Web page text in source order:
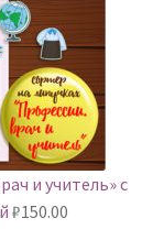
и учитель» с
₽150.00